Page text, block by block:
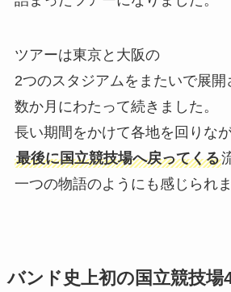
ツアーは東京と大阪の
2つのスタジアムをまたいで展開
数か月にわたって続きました。
長い期間をかけて各地を回りなが
最後に国立競技場へ戻ってくる
一つの物語のようにも感じられま
バンド史上初の国立競技場